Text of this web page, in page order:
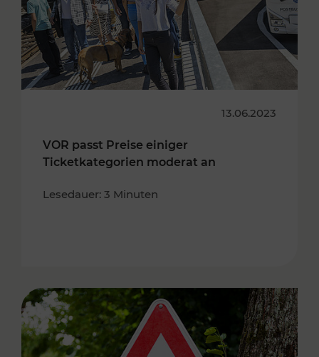
13.06.2023
VOR passt Preise einiger
Ticketkategorien moderat an
Lesedauer: 3 Minuten